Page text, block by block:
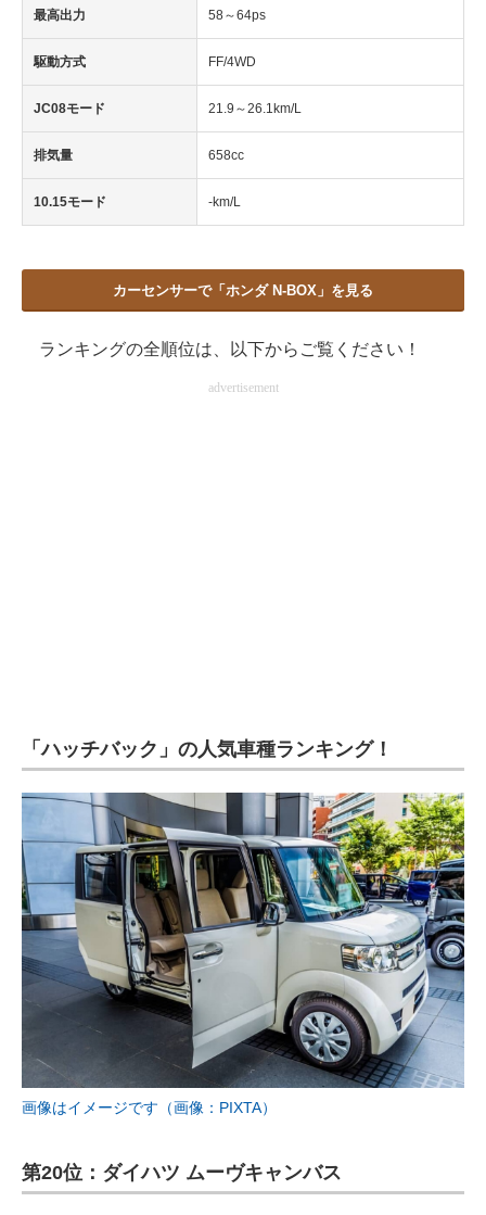
最高出力 58～64ps
駆動方式 FF/4WD
JC08モード 21.9～26.1km/L
排気量 658cc
10.15モード -km/L
カーセンサーで「ホンダ N-BOX」を見る
ランキングの全順位は、以下からご覧ください！
advertisement
「ハッチバック」の人気車種ランキング！
画像はイメージです（画像：PIXTA）
第20位：ダイハツ ムーヴキャンバス